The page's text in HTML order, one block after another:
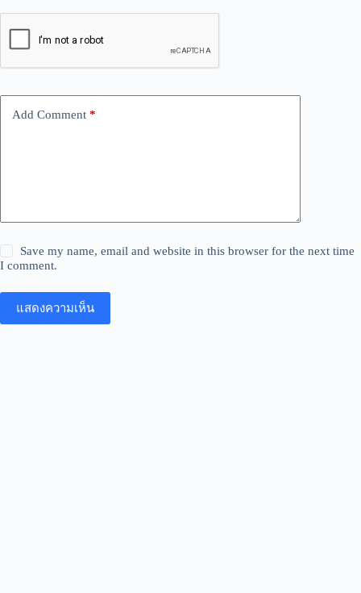
Add Comment *
Save my name, email and website in this browser for the next time
I comment.
แสดงความเห็น